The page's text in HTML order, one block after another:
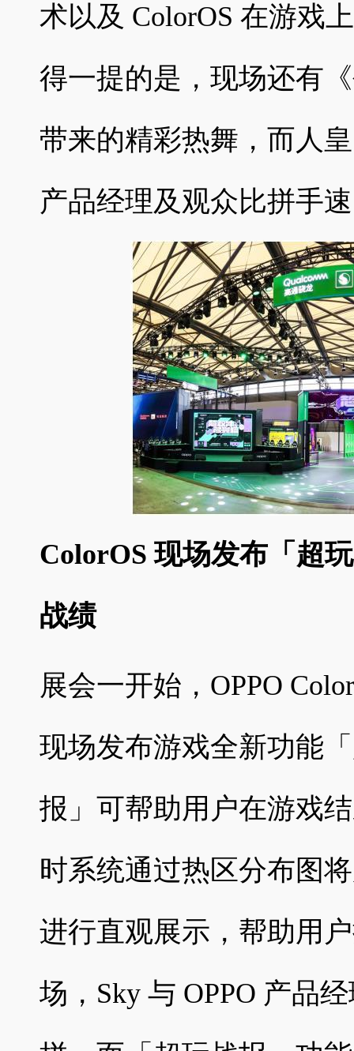
术以及 ColorOS 在游戏
得一提的是，现场还有
带来的精彩热舞，而人
产品经理及观众比拼手
ColorOS 现场发布「超
战绩
展会一开始，OPPO
现场发布游戏全新功能
报」可帮助用户在游戏
时系统通过热区分布图
进行直观展示，帮助用
场，Sky 与 OPPO 产品